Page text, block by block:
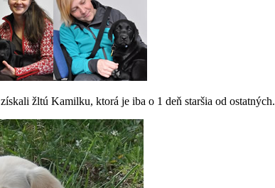
získali žltú Kamilku, ktorá je iba o 1 deň staršia od ostatných.